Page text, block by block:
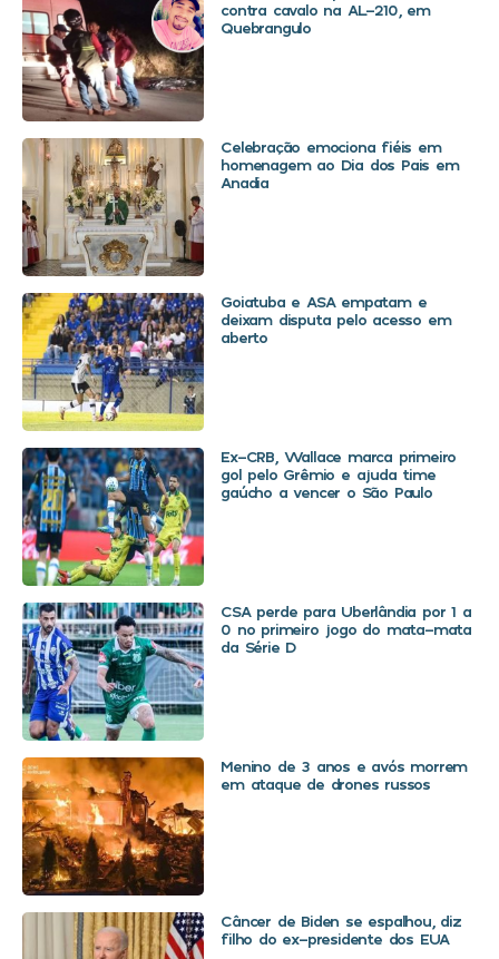
contra cavalo na AL-210, em
Quebrangulo
Celebração emociona fiéis em
homenagem ao Dia dos Pais em
Anadia
Goiatuba e ASA empatam e
deixam disputa pelo acesso em
aberto
Ex-CRB, Wallace marca primeiro
gol pelo Grêmio e ajuda time
gaúcho a vencer o São Paulo
CSA perde para Uberlândia por 1 a
0 no primeiro jogo do mata-mata
da Série D
Menino de 3 anos e avós morrem
em ataque de drones russos
Câncer de Biden se espalhou, diz
filho do ex-presidente dos EUA